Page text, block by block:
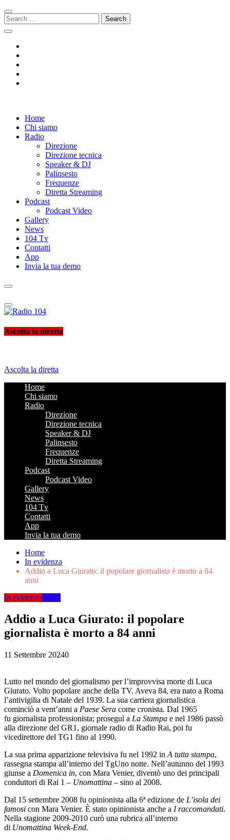
Skip
to
navigation
Skip
to
content
Search
for:
Radio 104
Like It !Home
Chi siamo
Radio
Direzione
Direzione tecnica
Speaker & DJ
Palinsesto
Frequenze
Diretta Streaming
Podcast
Podcast Video
Gallery
News
104 Tv
Contatti
App
Invia la tua demo
Radio 104
Like It !
Ascolta la diretta
Ascolta la diretta
Home
Chi siamo
Radio
Direzione
Direzione tecnica
Speaker & DJ
Palinsesto
Frequenze
Diretta Streaming
Podcast
Podcast Video
Gallery
News
104 Tv
Contatti
App
Invia la tua demo
Home
In evidenza
Addio a Luca Giurato: il popolare giornalista è morto a 84
anni
In evidenzaNews
Addio a Luca Giurato: il popolare
giornalista è morto a 84 anni
11 Settembre 20240
Lutto nel mondo del giornalismo per l’improvvisa morte di Luca
Giurato. Volto popolare anche della TV. Aveva 84, era nato a Roma
l’antivigilia di Natale del 1939. La sua carriera giornalistica
cominciò a vent’anni a Paese Sera come cronista. Dal 1965
fu giornalista professionista; proseguì a La Stampa e nel 1986 passò
alla direzione del GR1, giornale radio di Radio Rai, poi fu
vicedirettore del TG1 fino al 1990.
La sua prima apparizione televisiva fu nel 1992 in A tutta stampa,
rassegna stampa all’interno del TgUno notte. Nell’autunno del 1993
giunse a Domenica in, con Mara Venier, diventò uno dei principali
conduttori di Rai 1 – Unomattina – sino al 2008.
Dal 15 settembre 2008 fu opinionista alla 6ª edizione de L’isola dei
famosi con Mara Venier. È stato opinionista anche a I raccomandati.
Nella stagione 2009-2010 curò una rubrica all’interno
di Unomattina Week-End.